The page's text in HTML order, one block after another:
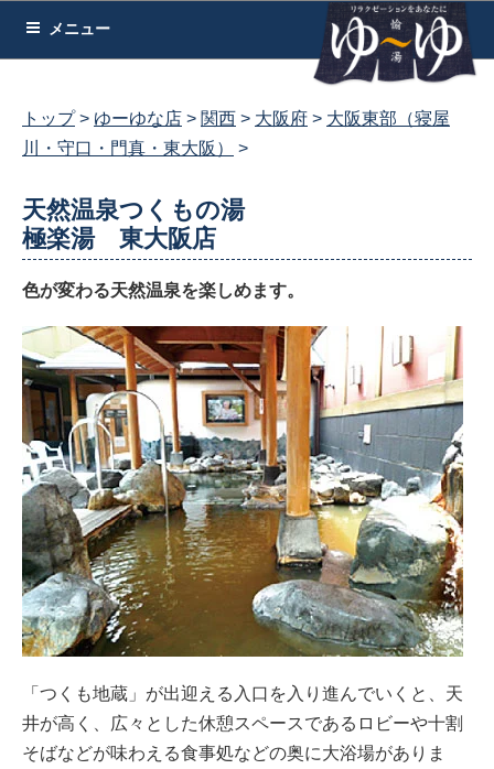
メニュー
トップ ゆーゆな店 関西 大阪府
大阪東部（寝屋
川・守口・門真・東大阪）
天然温泉つくもの湯
極楽湯 東大阪店
色が変わる天然温泉を楽しめます。
「つくも地蔵」が出迎える入口を入り進んでいくと、天
井が高く、広々とした休憩スペースであるロビーや十割
そばなどが味わえる食事処などの奥に大浴場がありま